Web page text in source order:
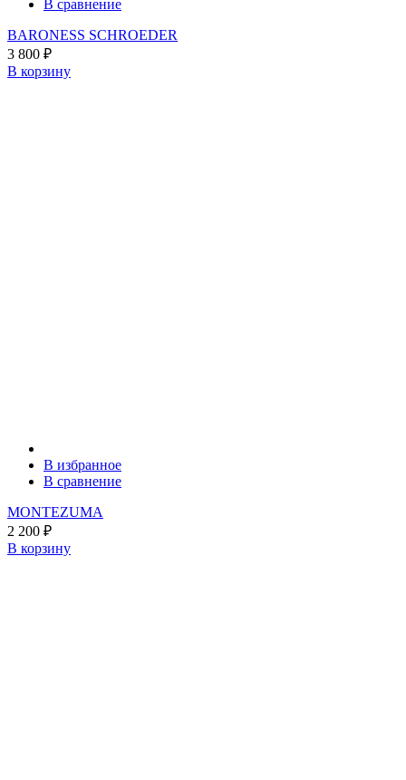
В сравнение
BARONESS SCHROEDER
3 800 ₽
В корзину
В избранное
В сравнение
MONTEZUMA
2 200 ₽
В корзину